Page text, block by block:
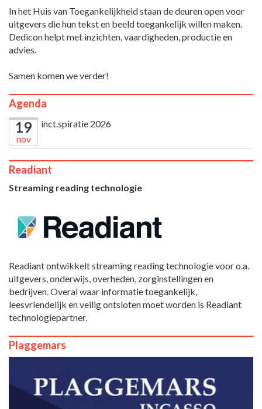
In het Huis van Toegankelijkheid staan de deuren open voor
uitgevers die hun tekst en beeld toegankelijk willen maken.
Dedicon helpt met inzichten, vaardigheden, productie en
advies.
Samen komen we verder!
Agenda
19
nov
inct.spiratie 2026
Readiant
Streaming reading technologie
Readiant ontwikkelt streaming reading technologie voor o.a.
uitgevers, onderwijs, overheden, zorginstellingen en
bedrijven. Overal waar informatie toegankelijk,
leesvriendelijk en veilig ontsloten moet worden is Readiant
technologiepartner.
Plaggemars